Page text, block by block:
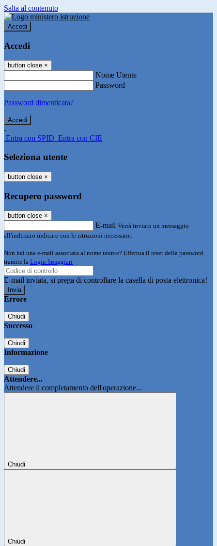
Salta al contenuto
Accedi
Accedi
button close ×
Nome Utente
Password
Password dimenticata?
-
Entra con SPID Entra con CIE
Seleziona utente
button close ×
Recupero password
button close ×
E-mail Verrà inviato un messaggio
all'indirizzo indicato con le istruzioni necessarie.
Non hai una e-mail associata al nome utente? Effettua il reset della password
tramite la Login Spaggiari
E-mail inviata, si prega di controllare la casella di posta elettronica!
Errore
Chiudi
Successo
Chiudi
Informazione
Chiudi
Attendere...
Attendere il completamento dell'operazione...
Chiudi
Chiudi